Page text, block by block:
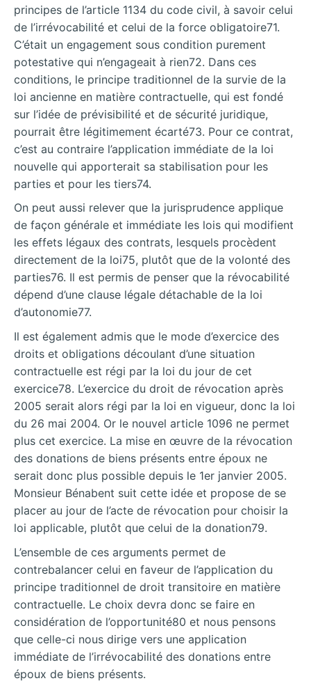
principes de l’article 1134 du code civil, à savoir celui
de l’irrévocabilité et celui de la force obligatoire71.
C’était un engagement sous condition purement
potestative qui n’engageait à rien72. Dans ces
conditions, le principe traditionnel de la survie de la
loi ancienne en matière contractuelle, qui est fondé
sur l’idée de prévisibilité et de sécurité juridique,
pourrait être légitimement écarté73. Pour ce contrat,
c’est au contraire l’application immédiate de la loi
nouvelle qui apporterait sa stabilisation pour les
parties et pour les tiers74.
On peut aussi relever que la jurisprudence applique
de façon générale et immédiate les lois qui modifient
les effets légaux des contrats, lesquels procèdent
directement de la loi75, plutôt que de la volonté des
parties76. Il est permis de penser que la révocabilité
dépend d’une clause légale détachable de la loi
d’autonomie77.
Il est également admis que le mode d’exercice des
droits et obligations découlant d’une situation
contractuelle est régi par la loi du jour de cet
exercice78. L’exercice du droit de révocation après
2005 serait alors régi par la loi en vigueur, donc la loi
du 26 mai 2004. Or le nouvel article 1096 ne permet
plus cet exercice. La mise en œuvre de la révocation
des donations de biens présents entre époux ne
serait donc plus possible depuis le 1er janvier 2005.
Monsieur Bénabent suit cette idée et propose de se
placer au jour de l’acte de révocation pour choisir la
loi applicable, plutôt que celui de la donation79.
L’ensemble de ces arguments permet de
contrebalancer celui en faveur de l’application du
principe traditionnel de droit transitoire en matière
contractuelle. Le choix devra donc se faire en
considération de l’opportunité80 et nous pensons
que celle-ci nous dirige vers une application
immédiate de l’irrévocabilité des donations entre
époux de biens présents.